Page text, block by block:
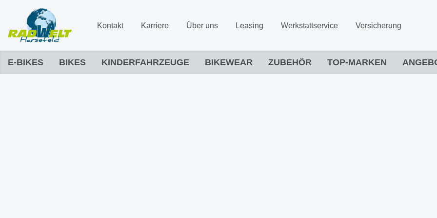
Kontakt Karriere Über uns Leasing Werkstattservice Versicherung
E-BIKES BIKES KINDERFAHRZEUGE BIKEWEAR ZUBEHÖR TOP-MARKEN